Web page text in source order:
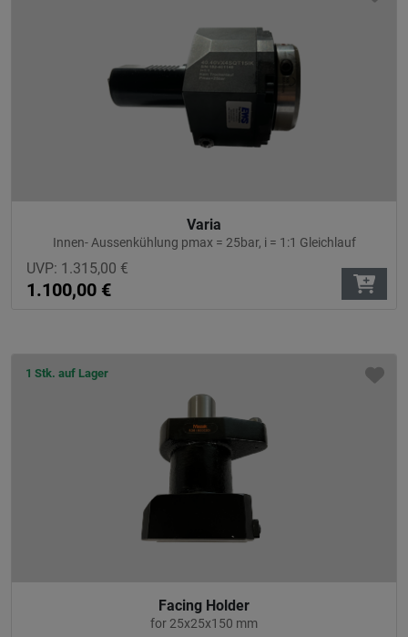
Varia
Innen- Aussenkühlung pmax = 25bar, i = 1:1 Gleichlauf
UVP: 1.315,00 €
1.100,00 €
1 Stk. auf Lager
Facing Holder
for 25x25x150 mm